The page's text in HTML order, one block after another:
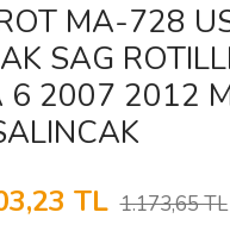
MA-728
SAG
6 2007 2012
TL 1.173,65 TL